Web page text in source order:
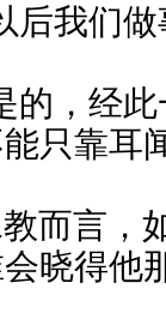
我们做
，经
只靠耳
而言，
晓得他